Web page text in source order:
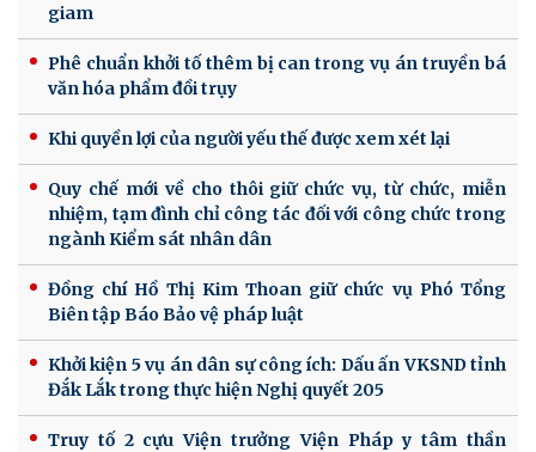
giam
Phê chuẩn khởi tố thêm bị can trong vụ án truyền bá
văn hóa phẩm đồi trụy
Khi quyền lợi của người yếu thế được xem xét lại
Quy chế mới về cho thôi giữ chức vụ, từ chức, miễn
nhiệm, tạm đình chỉ công tác đối với công chức trong
ngành Kiểm sát nhân dân
Đồng chí Hồ Thị Kim Thoan giữ chức vụ Phó Tổng
Biên tập Báo Bảo vệ pháp luật
Khởi kiện 5 vụ án dân sự công ích: Dấu ấn VKSND tỉnh
Đắk Lắk trong thực hiện Nghị quyết 205
Truy tố 2 cựu Viện trưởng Viện Pháp y tâm thần